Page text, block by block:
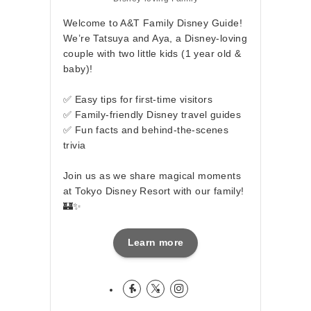
Welcome to A&T Family Disney Guide!
We’re Tatsuya and Aya, a Disney-loving
couple with two little kids (1 year old &
baby)!
✅ Easy tips for first-time visitors
✅ Family-friendly Disney travel guides
✅ Fun facts and behind-the-scenes
trivia
Join us as we share magical moments
at Tokyo Disney Resort with our family!
🏰✨
Learn more